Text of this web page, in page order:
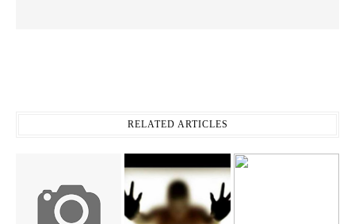
RELATED ARTICLES